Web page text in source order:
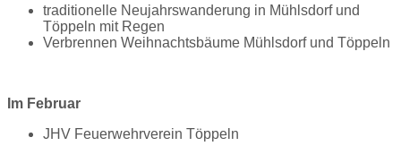
traditionelle Neujahrswanderung in Mühlsdorf und
Töppeln mit Regen
Verbrennen Weihnachtsbäume Mühlsdorf und Töppeln
Im Februar
JHV Feuerwehrverein Töppeln